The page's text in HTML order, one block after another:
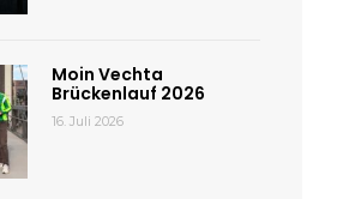
Moin Vechta
Brückenlauf 2026
16. Juli 2026